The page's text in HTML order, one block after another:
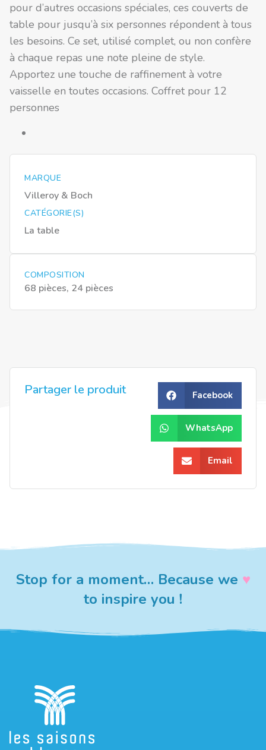
pour d’autres occasions spéciales, ces couverts de
table pour jusqu’à six personnes répondent à tous
les besoins. Ce set, utilisé complet, ou non confère
à chaque repas une note pleine de style.
Apportez une touche de raffinement à votre
vaisselle en toutes occasions. Coffret pour 12
personnes
MARQUE
Villeroy & Boch
CATÉGORIE(S)
La table
COMPOSITION
68 pièces, 24 pièces
Partager le produit Facebook
WhatsApp
Email
Stop for a moment… Because we ♥︎
to inspire you !